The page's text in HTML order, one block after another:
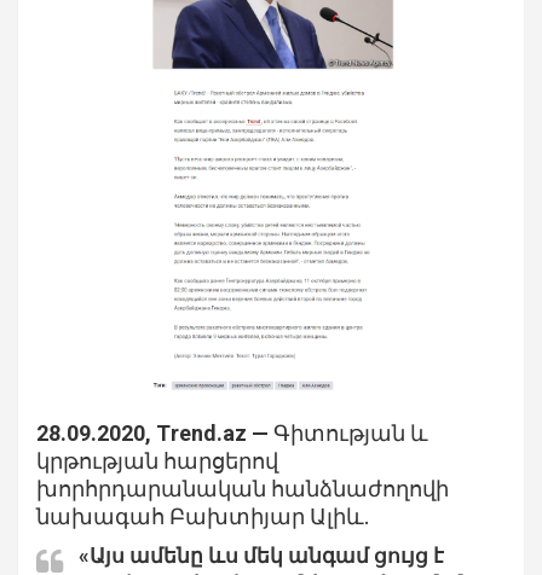
28.09.2020, Тrend.az — Գիտության և
կրթության հարցերով
խորհրդարանական հանձնաժողովի
նախագահ Բախտիյար Ալիև.
«Այս ամենը ևս մեկ անգամ ցույց է